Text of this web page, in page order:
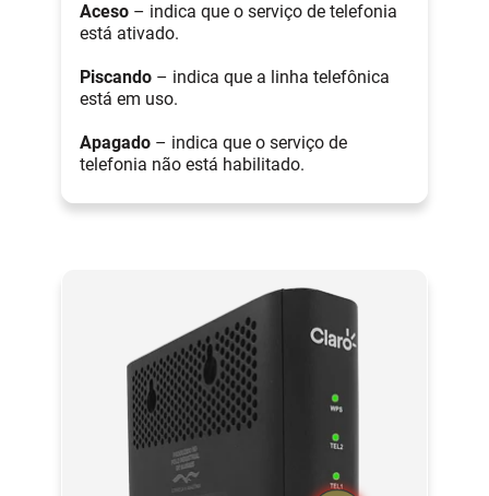
Aceso – indica que o serviço de telefonia
está ativado.
Piscando – indica que a linha telefônica
está em uso.
Apagado – indica que o serviço de
telefonia não está habilitado.